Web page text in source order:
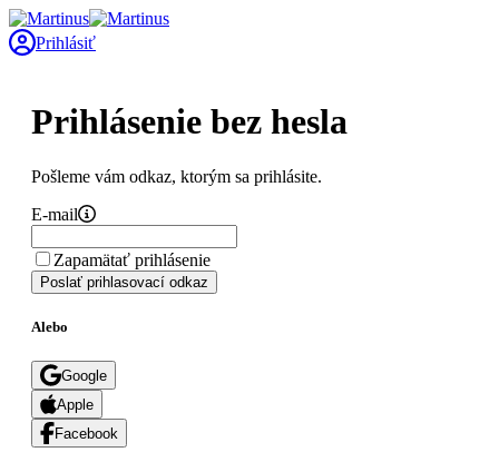
Prihlásiť
Prihlásenie bez hesla
Pošleme vám odkaz, ktorým sa prihlásite.
E-mail
Zapamätať prihlásenie
Poslať prihlasovací odkaz
Alebo
Google
Apple
Facebook